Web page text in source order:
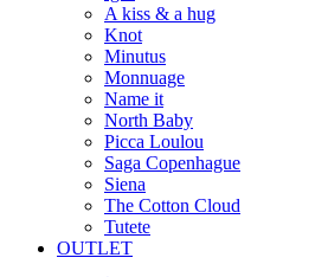
A kiss & a hug
Knot
Minutus
Monnuage
Name it
North Baby
Picca Loulou
Saga Copenhague
Siena
The Cotton Cloud
Tutete
OUTLET